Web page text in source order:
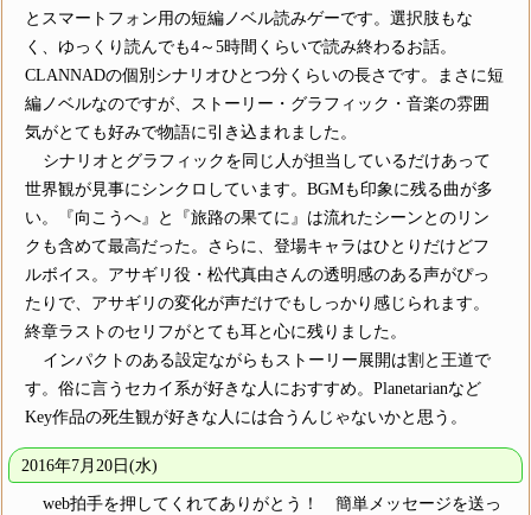
とスマートフォン用の短編ノベル読みゲーです。選択肢もな
く、ゆっくり読んでも4～5時間くらいで読み終わるお話。
CLANNADの個別シナリオひとつ分くらいの長さです。まさに短
編ノベルなのですが、ストーリー・グラフィック・音楽の雰囲
気がとても好みで物語に引き込まれました。
シナリオとグラフィックを同じ人が担当しているだけあって
世界観が見事にシンクロしています。BGMも印象に残る曲が多
い。『向こうへ』と『旅路の果てに』は流れたシーンとのリン
クも含めて最高だった。さらに、登場キャラはひとりだけどフ
ルボイス。アサギリ役・松代真由さんの透明感のある声がぴっ
たりで、アサギリの変化が声だけでもしっかり感じられます。
終章ラストのセリフがとても耳と心に残りました。
インパクトのある設定ながらもストーリー展開は割と王道で
す。俗に言うセカイ系が好きな人におすすめ。Planetarianなど
Key作品の死生観が好きな人には合うんじゃないかと思う。
2016年7月20日(水)
web拍手を押してくれてありがとう！ 簡単メッセージを送っ